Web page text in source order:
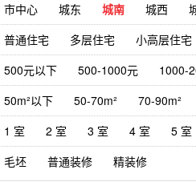
市中心 城东 城南 城西
普通住宅 多层住宅 小高层住宅
500元以下 500-1000元 1000-
50m²以下 50-70m² 70-90m²
1 室 2 室 3 室 4 室
5 室
毛坯 普通装修 精装修